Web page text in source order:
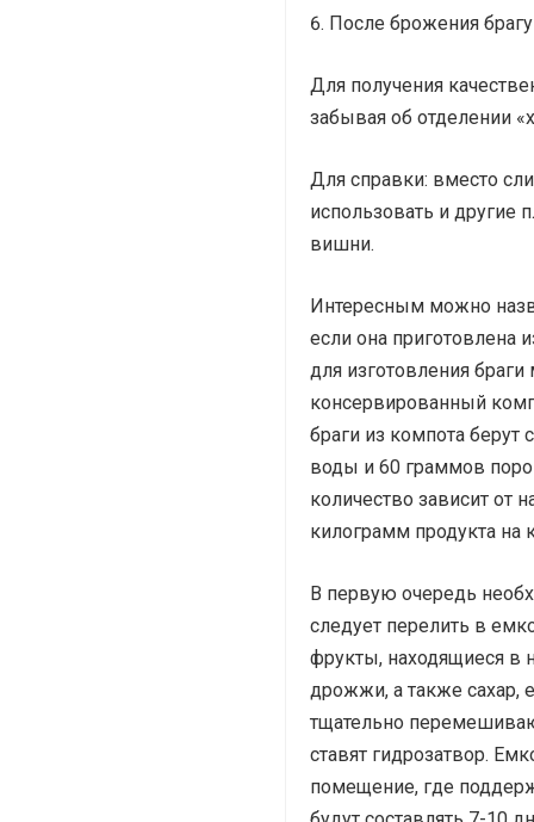
После брожения
Для получения
забывая об отделении
Для справки: вместо
использовать и другие
вишни.
Интересным можно
если она приготовлена
для изготовления
консервированный
браги из компота берут
воды и 60 граммов
количество зависит от
килограмм продукта на
В первую очередь
следует перелить в
фрукты, находящиеся в
дрожжи, а также сахар,
тщательно
ставят гидрозатвор.
помещение, где